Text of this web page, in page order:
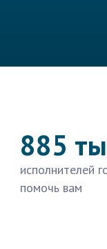
885
исполнителей
помочь вам